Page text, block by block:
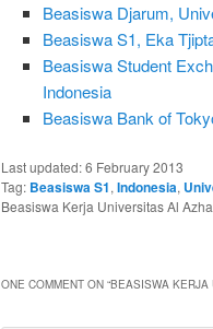
Beasiswa Djarum,
Beasiswa S1, Eka
Beasiswa Student
Indonesia
Beasiswa Bank of
Last updated:6 February 2013
Tag: Beasiswa S1,Indonesia,
Beasiswa Kerja Universitas Al
ONE COMMENT ON “BEASISWA KERJA